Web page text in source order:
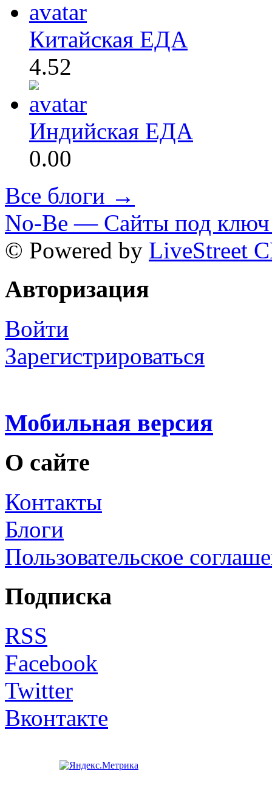
Китайская ЕДА
4.52
Индийская ЕДА
0.00
Все блоги →
No-Be — Сайты под ключ
© Powered by LiveStreet
Авторизация
Войти
Зарегистрироваться
Мобильная версия
О сайте
Контакты
Блоги
Пользовательское
Подписка
RSS
Facebook
Twitter
Вконтакте